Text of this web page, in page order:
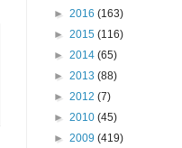
► 2016 (163)
► 2015 (116)
► 2014 (65)
► 2013 (88)
► 2012 (7)
► 2010 (45)
► 2009 (419)